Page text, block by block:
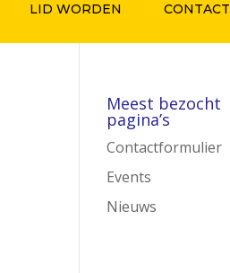
LID WORDEN CONTACT
Meest bezocht
pagina’s
Contactformulier
Events
Nieuws